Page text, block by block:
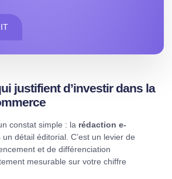
justifient d’investir dans la
constat simple : la rédaction e-
un détail éditorial. C’est un levier de
et de différenciation
mesurable sur votre chiffre